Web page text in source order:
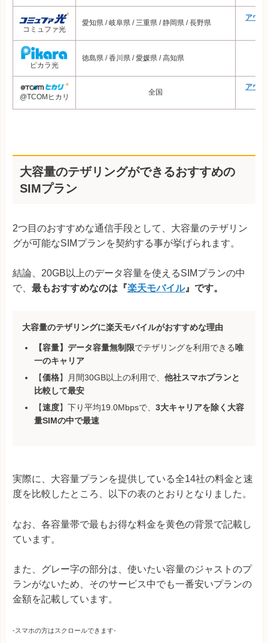
コミュファ光
愛知県 / 岐阜県 / 三重県 / 静岡県 / 長野県
アウ
ピカラ光
徳島県 / 香川県 / 愛媛県 / 高知県
@TCOMヒカリ
全国
アウ
大容量のテザリングができるおすすめの
SIMプラン
2つ目のおすすめな通信手段として、大容量のテザリン
グが可能なSIMプランを契約する事が挙げられます。
結論、20GB以上のデータ容量を使えるSIMプランの中
で、 最もおすすめなのは『楽天モバイル』です。
大容量のテザリングに楽天モバイルがおすすめな理由
【容量】データ容量無制限でテザリングを利用できる 唯
一のキャリア
【価格】月間30GB以上の利用で、 他社スマホプランと
比較して最安
【速度】下り平均19.0Mbpsで、 3大キャリアを除く大容
量SIMの中で最速
実際に、大容量プランを提供している全14社の料金と速
度を比較したところ、以下の表のとおりとなりました。
なお、各容量帯で最もお得な料金を黄色の背景で記載し
ています。
また、グレー字の部分は、使いたい容量のジャストのプ
ランがないため、そのサービス中でも一番安いプランの
金額を記載しています。
-スマホの方はスクロールできます-